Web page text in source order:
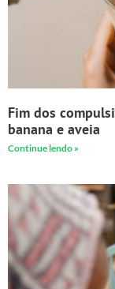
Fim dos
banana e aveia
Continue lendo »